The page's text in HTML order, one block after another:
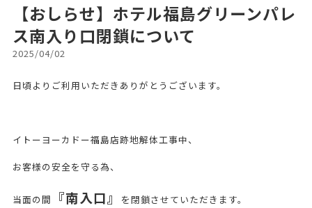
【おしらせ】ホテル福島グリーンパレ
ス南入り口閉鎖について
2025/04/02
日頃よりご利用いただきありがとうございます。
イトーヨーカドー福島店跡地解体工事中、
お客様の安全を守る為、
当面の間 『南入口』 を閉鎖させていただきます。